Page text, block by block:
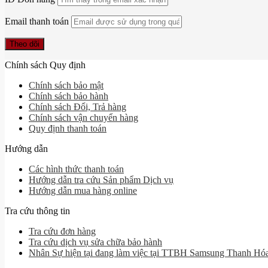
Email thanh toán
Theo dõi
Chính sách Quy định
Chính sách bảo mật
Chính sách bảo hành
Chính sách Đổi, Trả hàng
Chính sách vận chuyển hàng
Quy định thanh toán
Hướng dẫn
Các hình thức thanh toán
Hướng dẫn tra cứu Sản phẩm Dịch vụ
Hướng dẫn mua hàng online
Tra cứu thông tin
Tra cứu đơn hàng
Tra cứu dịch vụ sửa chữa bảo hành
Nhân Sự hiện tại đang làm việc tại TTBH Samsung Thanh